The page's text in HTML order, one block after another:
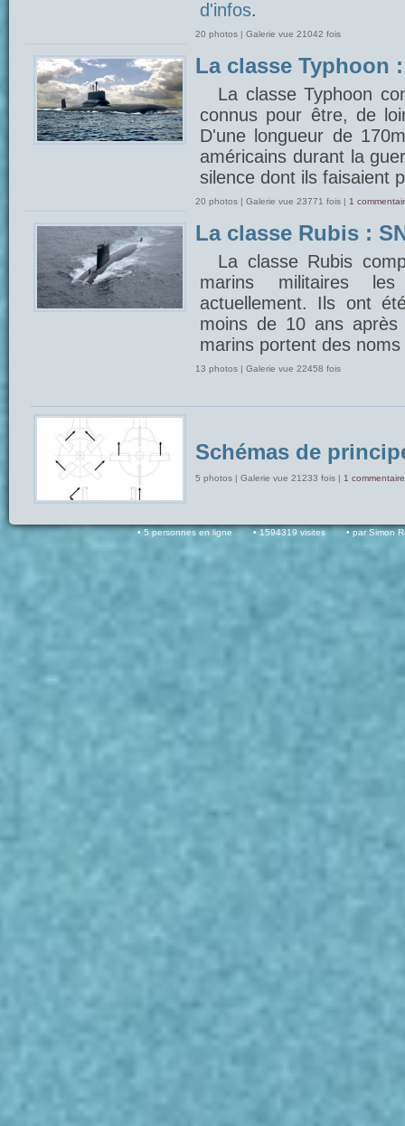
d'infos.
20 photos | Galerie vue 21042 fois
La classe Typhoon
La classe Typhoon
connus pour être, de
D'une longueur de
américains durant la
silence dont ils faisaient
20 photos | Galerie vue 23771 fois | 1
La classe Rubis :
La classe Rubis
marins militaires
actuellement. Ils ont
moins de 10 ans
marins portent des
13 photos | Galerie vue 22458 fois
Schémas de
5 photos | Galerie vue 21233 fois | 1
5 personnes en ligne 1594319 visites par Simon